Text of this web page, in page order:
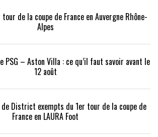
de la coupe de France en Auvergne Rhône-
Alpes
PSG – Aston Villa : ce qu’il faut savoir avant le
12 août
District exempts du 1er tour de la coupe de
France en LAURA Foot